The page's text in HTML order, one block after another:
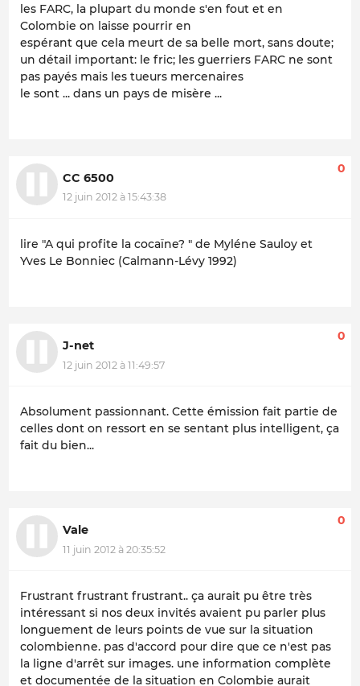
les FARC, la plupart du monde s'en fout et en
Colombie on laisse pourrir en
espérant que cela meurt de sa belle mort, sans doute;
un détail important: le fric; les guerriers FARC ne sont
pas payés mais les tueurs mercenaires
le sont ... dans un pays de misère ...
CC 6500
12 juin 2012 à 15:43:38
0
lire "A qui profite la cocaïne? " de Myléne Sauloy et
Yves Le Bonniec (Calmann-Lévy 1992)
J-net
12 juin 2012 à 11:49:57
0
Absolument passionnant. Cette émission fait partie de
celles dont on ressort en se sentant plus intelligent, ça
fait du bien...
Vale
11 juin 2012 à 20:35:52
0
Frustrant frustrant frustrant.. ça aurait pu être très
intéressant si nos deux invités avaient pu parler plus
longuement de leurs points de vue sur la situation
colombienne. pas d'accord pour dire que ce n'est pas
la ligne d'arrêt sur images. une information complète
et documentée de la situation en Colombie aurait